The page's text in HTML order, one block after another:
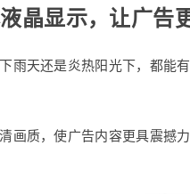
晶显示，让广告
雨天还是炎热阳光下，都能
画质，使广告内容更具震撼